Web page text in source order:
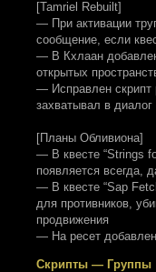
[Tamriel Rebuilt]
— При активации
сообщение, если
— В Кхлаан
открытых
— Исправлен скрипт
захватывал в диалог
[Планы Обливиона]
— В квесте “Strings
появляется всегда,
— В квесте “Sap
для противников,
продвижения
— На ресет
Скрипты — Группы